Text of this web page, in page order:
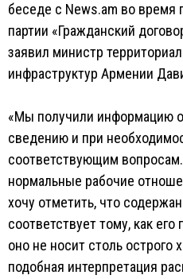
беседе с News.am во время
партии «Гражданский
заявил министр
инфраструктур Армении
«Мы получили информацию
сведению и при
соответствующим
нормальные рабочие
хочу отметить, что
соответствует тому, как
оно не носит столь острого
подобная интерпретация